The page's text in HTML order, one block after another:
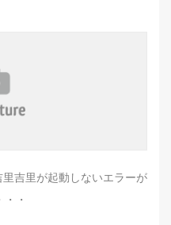
吉里が起動しないエラーが
・